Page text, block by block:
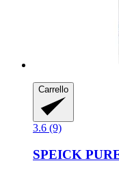
Carrello
3.6 (9)
SPEICK